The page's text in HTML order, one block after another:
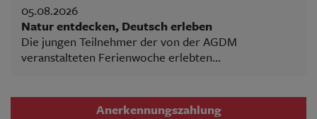
05.08.2026
Natur entdecken, Deutsch erleben
Die jungen Teilnehmer der von der AGDM
veranstalteten Ferienwoche erlebten...
Anerkennungszahlung